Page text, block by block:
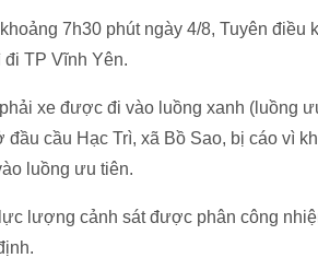
7h30 phút ngày 4/8, Tuyên
đi TP Vĩnh Yên.
xe được đi vào luồng xanh (luồng
đầu cầu Hạc Trì, xã Bồ Sao, bị cáo vì
luồng ưu tiên.
lượng cảnh sát được phân công